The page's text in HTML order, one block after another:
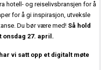
hotell- og reiselivsbransjen for å
for å gi inspirasjon, utveksle
Du bør være med! Så hold
onsdag 27. april.
vi satt opp et digitalt møte